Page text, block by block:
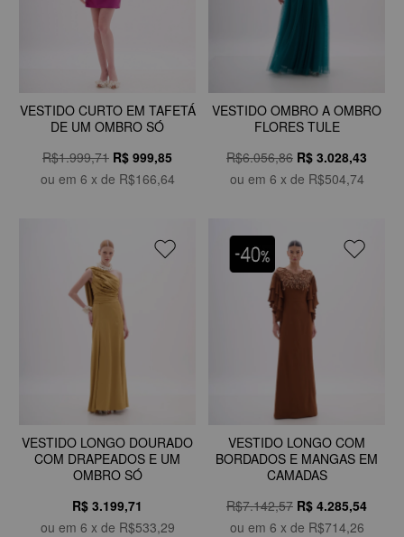
VESTIDO CURTO EM TAFETÁ
DE UM OMBRO SÓ
R$1.999,71 R$ 999,85
ou em 6 x de R$166,64
VESTIDO OMBRO A OMBRO
FLORES TULE
R$6.056,86 R$ 3.028,43
ou em 6 x de R$504,74
VESTIDO LONGO DOURADO
COM DRAPEADOS E UM
OMBRO SÓ
R$ 3.199,71
ou em 6 x de R$533,29
VESTIDO LONGO COM
BORDADOS E MANGAS EM
CAMADAS
R$7.142,57 R$ 4.285,54
ou em 6 x de R$714,26